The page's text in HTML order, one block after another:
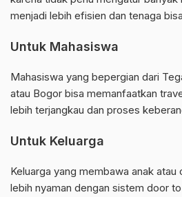
menjadi lebih efisien dan tenaga
Untuk Mahasiswa
Mahasiswa yang bepergian dari
atau Bogor bisa memanfaatkan
lebih terjangkau dan proses
Untuk Keluarga
Keluarga yang membawa anak atau
lebih nyaman dengan sistem door